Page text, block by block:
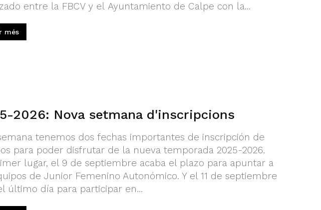
entre la FBCV y el Ayuntamiento de Calpe con la...
més
2026: Nova setmana d'inscripcions
tenemos dos fechas importantes de inscripción de
para poder disfrutar de la nueva temporada 2025-2026.
lugar, el 9 de septiembre acaba el plazo para apuntar a
de Junior Femenino Autonómico. Y el 11 de septiembre
último día para participar en...